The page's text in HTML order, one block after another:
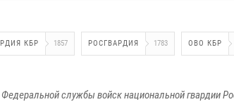
КБР 1857 РОСГВАРДИЯ 1783 ОВО КБР
службы войск национальной гвардии